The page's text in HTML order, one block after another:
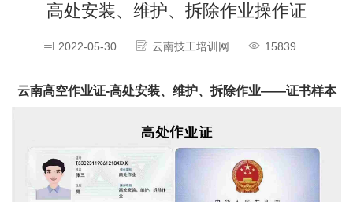
高处安装、维护、拆除作业操作证
2022-05-30 云南技工培训网 15839
云南高空作业证-高处安装、维护、拆除作业——证书样本